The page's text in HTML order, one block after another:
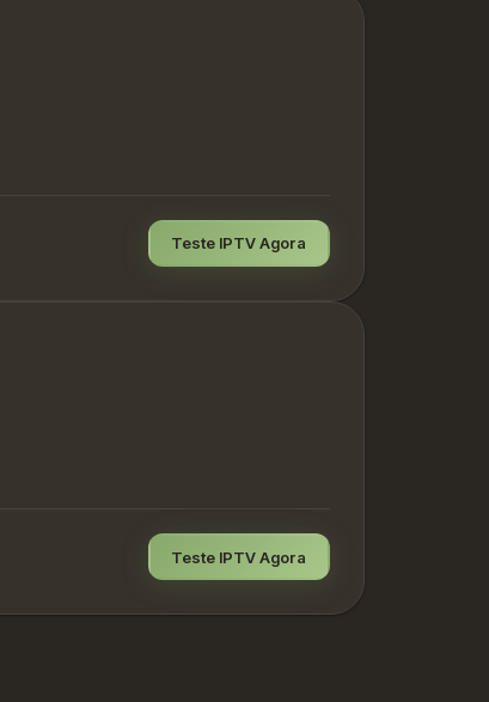
Teste IPTV Agora
Teste IPTV Agora